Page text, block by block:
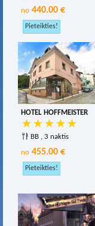
no 440.00 €
HOTEL HOFFMEISTER
BB , 3 naktis
no 455.00 €